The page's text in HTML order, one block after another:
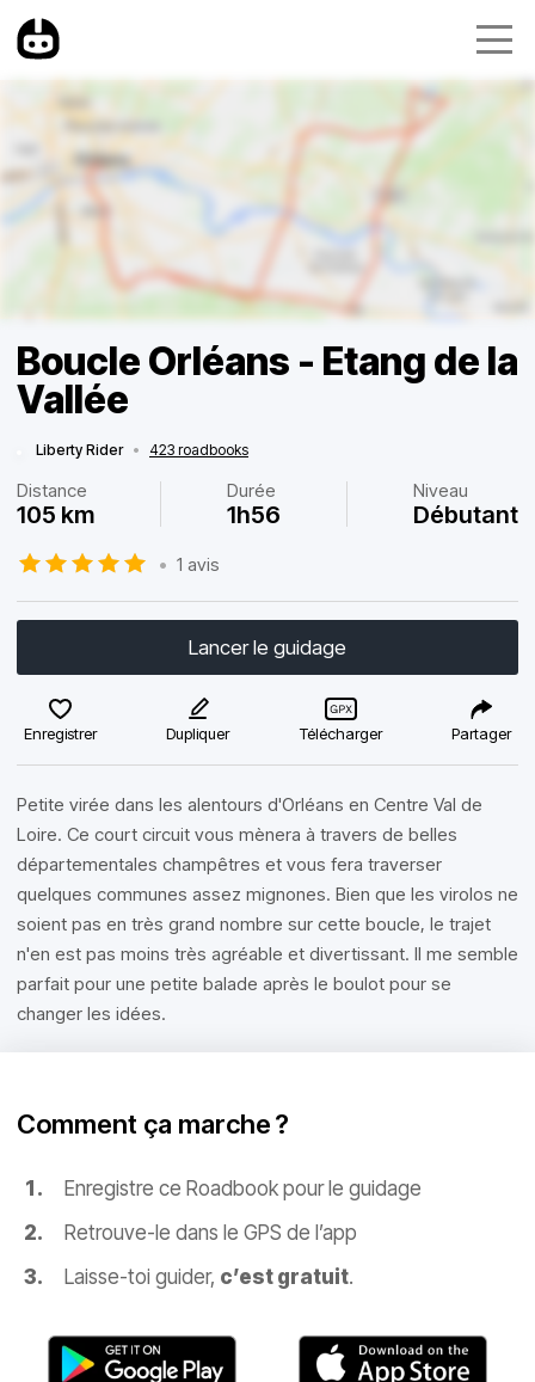
Boucle Orléans - Etang de la
Vallée
Liberty Rider • 423 roadbooks
Distance
105 km
Durée
1h56
Niveau
Débutant
• 1 avis
Lancer le guidage
Enregistrer Dupliquer Télécharger Partager
Petite virée dans les alentours d'Orléans en Centre Val de
Loire. Ce court circuit vous mènera à travers de belles
départementales champêtres et vous fera traverser
quelques communes assez mignones. Bien que les virolos ne
soient pas en très grand nombre sur cette boucle, le trajet
n'en est pas moins très agréable et divertissant. Il me semble
parfait pour une petite balade après le boulot pour se
changer les idées.
Comment ça marche ?
Enregistre ce Roadbook pour le guidage
Retrouve-le dans le GPS de l’app
Laisse-toi guider, c’est gratuit.